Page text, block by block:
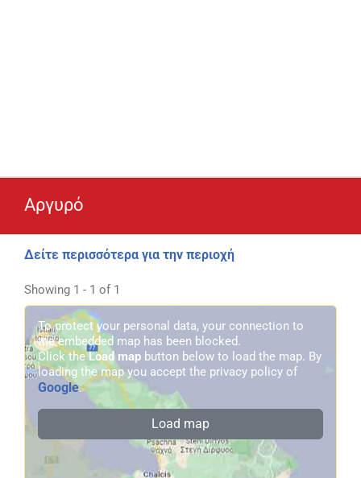
Αργυρό
Δείτε περισσότερα για την περιοχή
Showing 1 - 1 of 1
To protect your personal data, your connection to
the embedded map has been blocked.
Click theLoad map button below to load the map. By
loading the map you accept the privacy policy of
Google.
Load map